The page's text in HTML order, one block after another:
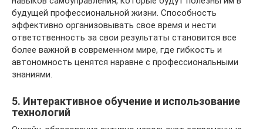
будущей профессиональной жизни. Способность
эффективно организовывать свое время и нести
ответственность за свои результаты становится все
более важной в современном мире, где гибкость и
автономность ценятся наравне с профессиональными
знаниями.
5. Интерактивное обучение и использование
технологий